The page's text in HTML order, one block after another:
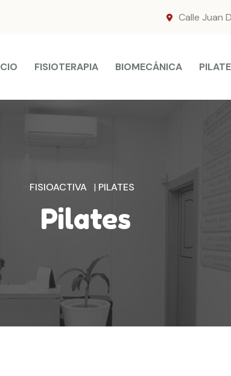
Calle Juan
FISIOTERAPIA BIOMECÁNICA
FISIOACTIVA | PILATES
Pilates